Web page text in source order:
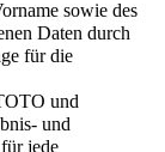
sowie des
Daten durch
für die
und
und
jede